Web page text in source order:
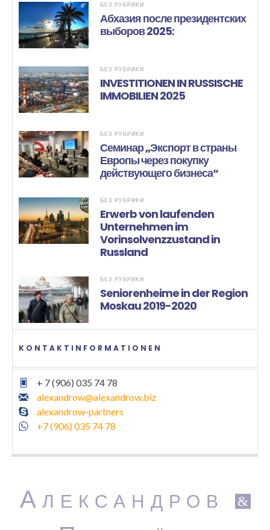
БЕЗ РУБРИКИ
Абхазия после президентских
выборов 2025:
БЕЗ РУБРИКИ
INVESTITIONEN IN RUSSISCHE
IMMOBILIEN 2025
БЕЗ РУБРИКИ
Семинар „Экспорт в страны
Европы через покупку
действующего бизнеса“
БЕЗ РУБРИКИ
Erwerb von laufenden
Unternehmen im
Vorinsolvenzzustand in
Russland
БЕЗ РУБРИКИ
Seniorenheime in der Region
Moskau 2019-2020
KONTAKTINFORMATIONEN
+ 7 (906) 035 74 78
alexandrow@alexandrow.biz
alexandrow-partners
+7 (906) 035 74 78
А ЛЕКСАНДРОВ &